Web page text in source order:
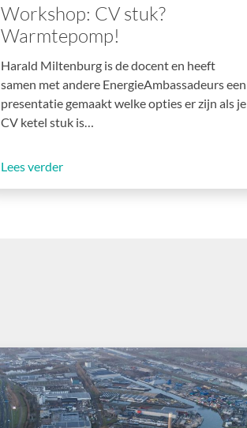
Workshop: CV stuk?
Warmtepomp!
Harald Miltenburg is de docent en heeft
samen met andere EnergieAmbassadeurs een
presentatie gemaakt welke opties er zijn als je
CV ketel stuk is…
Lees verder